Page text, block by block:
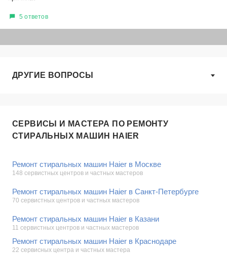
5 ответов
ДРУГИЕ ВОПРОСЫ
СЕРВИСЫ И МАСТЕРА ПО РЕМОНТУ
СТИРАЛЬНЫХ МАШИН HAIER
Ремонт стиральных машин Haier в Москве
148 сервистных центров и частных мастеров
Ремонт стиральных машин Haier в Санкт-Петербурге
70 сервистных центров и частных мастеров
Ремонт стиральных машин Haier в Казани
11 сервистных центров и частных мастеров
Ремонт стиральных машин Haier в Краснодаре
22 сервисных центра и частных мастера